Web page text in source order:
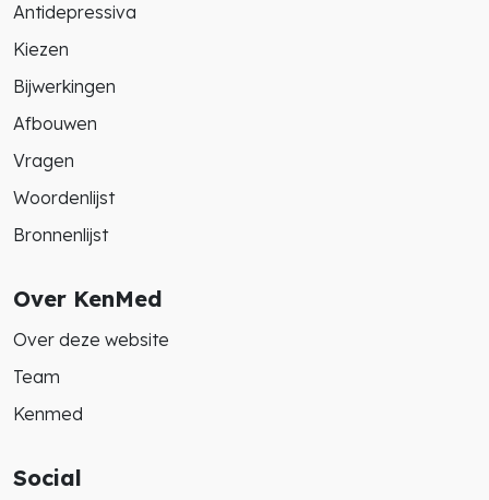
Antidepressiva
Kiezen
Bijwerkingen
Afbouwen
Vragen
Woordenlijst
Bronnenlijst
Over KenMed
Over deze website
Team
Kenmed
Social